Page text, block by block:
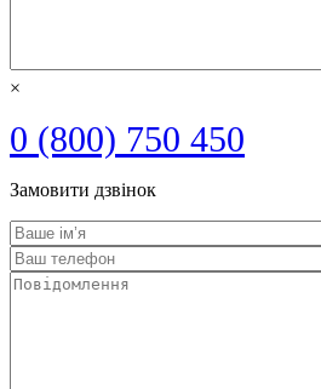
×
0 (800) 750 450
Замовити дзвінок